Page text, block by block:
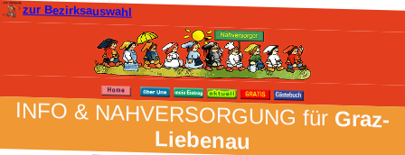
zur Bezirksauswahl
INFO & NAH­VER­SORG­UNG fürGraz-
Liebenau